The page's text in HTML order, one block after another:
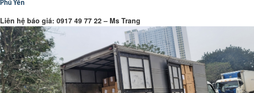
Phú Yên
Liên hệ báo giá: 0917 49 77 22 – Ms Trang